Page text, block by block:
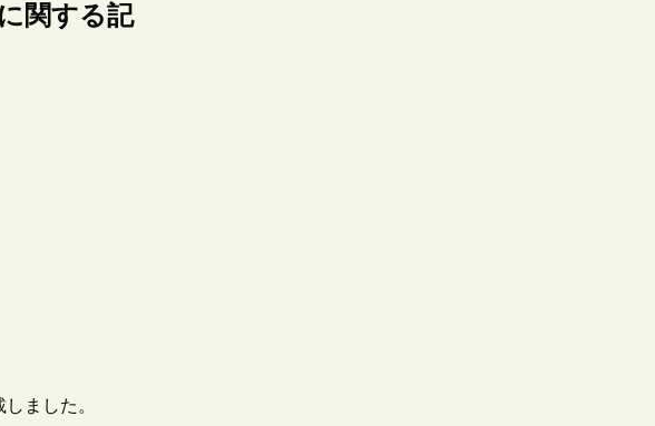
関する記
ました。